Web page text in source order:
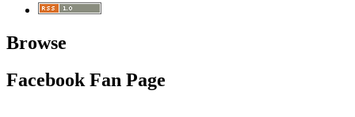
Browse
Facebook Fan Page